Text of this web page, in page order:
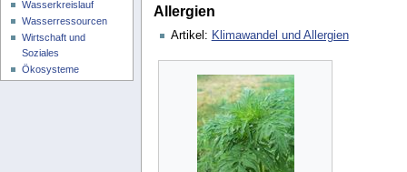
Allergien
Artikel: Klimawandel und Allergien
Wasserkreislauf
Wasserressourcen
Wirtschaft und
Soziales
Ökosysteme